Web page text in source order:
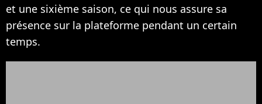
et une sixième saison, ce qui nous assure sa
présence sur la plateforme pendant un certain
temps.